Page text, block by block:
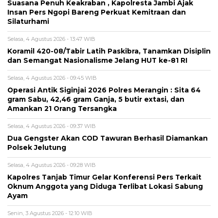
Suasana Penuh Keakraban , Kapolresta Jambi Ajak
Insan Pers Ngopi Bareng Perkuat Kemitraan dan
Silaturhami
Selasa, 4 Agustus 2026 - 13:47 WIB
Koramil 420-08/Tabir Latih Paskibra, Tanamkan Disiplin
dan Semangat Nasionalisme Jelang HUT ke-81 RI
Selasa, 4 Agustus 2026 - 09:45 WIB
Operasi Antik Siginjai 2026 Polres Merangin : Sita 64
gram Sabu, 42,46 gram Ganja, 5 butir extasi, dan
Amankan 21 Orang Tersangka
Selasa, 4 Agustus 2026 - 09:37 WIB
Dua Gengster Akan COD Tawuran Berhasil Diamankan
Polsek Jelutung
Selasa, 4 Agustus 2026 - 09:28 WIB
Kapolres Tanjab Timur Gelar Konferensi Pers Terkait
Oknum Anggota yang Diduga Terlibat Lokasi Sabung
Ayam
Senin, 3 Agustus 2026 - 12:10 WIB